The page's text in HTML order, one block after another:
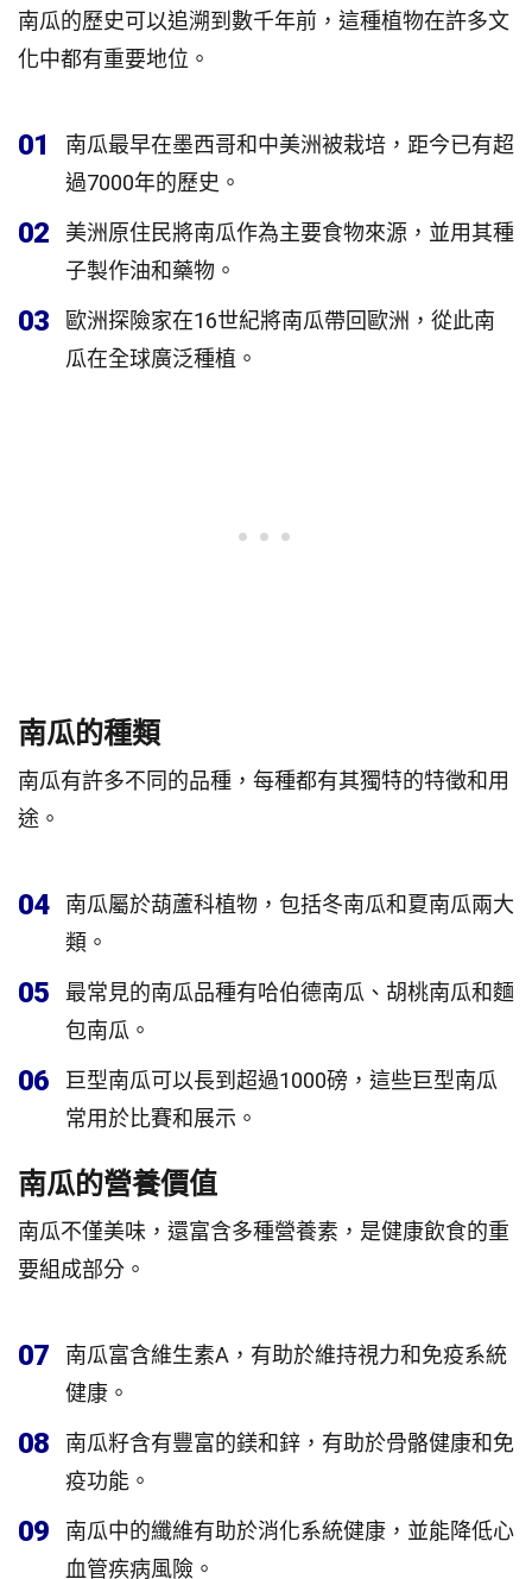
南瓜的歷史可以追溯到數千年前，這種植物在許多文
化中都有重要地位。
01
南瓜最早在墨西哥和中美洲被栽培，距今已有超
過7000年的歷史。
02
美洲原住民將南瓜作為主要食物來源，並用其種
子製作油和藥物。
03
歐洲探險家在16世紀將南瓜帶回歐洲，從此南
瓜在全球廣泛種植。
南瓜的種類
南瓜有許多不同的品種，每種都有其獨特的特徵和用
途。
04
南瓜屬於葫蘆科植物，包括冬南瓜和夏南瓜兩大
類。
05
最常見的南瓜品種有哈伯德南瓜、胡桃南瓜和麵
包南瓜。
06
巨型南瓜可以長到超過1000磅，這些巨型南瓜
常用於比賽和展示。
南瓜的營養價值
南瓜不僅美味，還富含多種營養素，是健康飲食的重
要組成部分。
07
南瓜富含維生素A，有助於維持視力和免疫系統
健康。
08
南瓜籽含有豐富的鎂和鋅，有助於骨骼健康和免
疫功能。
09
南瓜中的纖維有助於消化系統健康，並能降低心
血管疾病風險。